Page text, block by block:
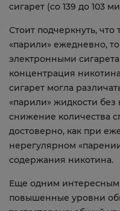
сигарет (со 139 до 103
Стоит подчеркнуть,
«парили» ежедневно,
электронными
концентрация
сигарет могла
«парили» жидкости
снижение количества
достоверно, как при
нерегулярном
содержания никотина.
Еще одним
повышенные уровни